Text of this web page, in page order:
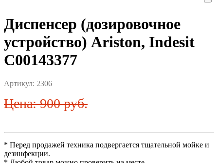
Диспенсер (дозировочное
устройство) Ariston, Indesit
C00143377
Артикул: 2306
Цена: 900 руб.
* Перед продажей техника подвергается тщательной мойке и
дезинфекции.